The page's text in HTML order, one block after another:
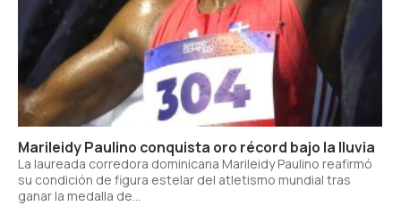
Marileidy Paulino conquista oro récord bajo la lluvia
La laureada corredora dominicana Marileidy Paulino reafirmó
su condición de figura estelar del atletismo mundial tras
ganar la medalla de...